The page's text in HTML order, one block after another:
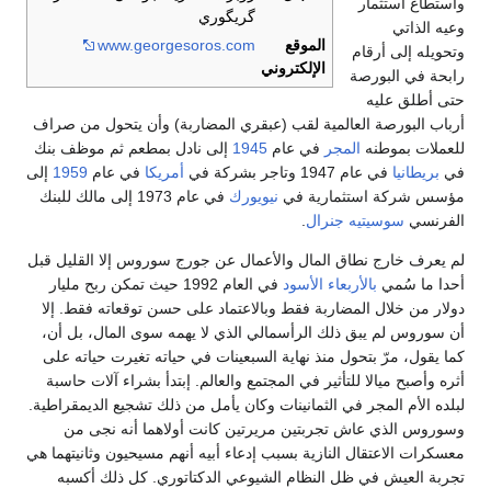
گريگوري
الموقع
الإلكتروني
www.georgesoros.com
وعيه الذاتي
وتحويله إلى أرقام
رابحة في البورصة
حتى أطلق عليه
أرباب البورصة العالمية لقب (عبقري المضاربة) وأن يتحول من صراف
للعملات بموطنه المجر في عام 1945 إلى نادل بمطعم ثم موظف بنك
في بريطانيا في عام 1947 وتاجر بشركة في أمريكا في عام 1959 إلى
مؤسس شركة استثمارية في نيويورك
في عام 1973 إلى مالك للبنك
الفرنسي سوسيتيه جنرال
لم يعرف خارج نطاق المال والأعمال عن جورج سوروس إلا القليل قبل
أحدا ما سُمي بالأربعاء الأسود
في العام 1992 حيث تمكن ربح مليار
دولار من خلال المضاربة فقط وبالاعتماد على حسن توقعاته فقط. إلا
أن سوروس لم يبق ذلك الرأسمالي الذي لا يهمه سوى المال، بل أن،
كما يقول، مرّ بتحول منذ نهاية السبعينات في حياته تغيرت حياته على
أثره وأصبح ميالا للتأثير في المجتمع والعالم. إبتدأ بشراء آلات حاسبة
لبلده الأم المجر في الثمانينات وكان يأمل من ذلك تشجيع الديمقراطية.
وسوروس الذي عاش تجربتين مريرتين كانت أولاهما أنه نجى من
معسكرات الاعتقال النازية بسبب إدعاء أبيه أنهم مسيحيون وثانيتهما هي
تجربة العيش في ظل النظام الشيوعي الدكتاتوري. كل ذلك أكسبه